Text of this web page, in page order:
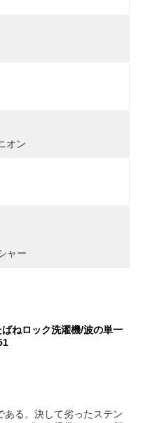
オン
ャー
ねロック洗濯機/波の単一
ある。決して劣ったステン